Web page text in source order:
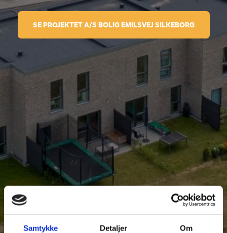
Samtykke Detaljer Om
SE PROJEKTET A/S BOLIG EMILSVEJ SILKEBORG